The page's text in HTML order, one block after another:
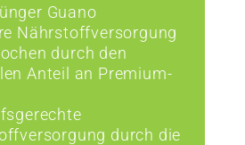
Guano
Nährstoffversorgung
durch den
Anteil an Premium-
durch die